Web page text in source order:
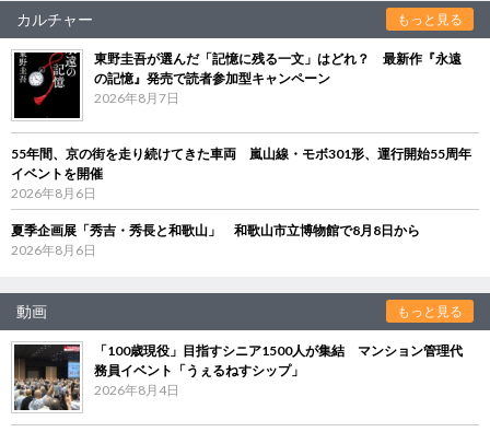
カルチャー もっと見る
東野圭吾が選んだ「記憶に残る一文」はどれ？ 最新作『永遠
の記憶』発売で読者参加型キャンペーン
2026年8月7日
55年間、京の街を走り続けてきた車両 嵐山線・モボ301形、運行開始55周年
イベントを開催
2026年8月6日
夏季企画展「秀吉・秀長と和歌山」 和歌山市立博物館で8月8日から
2026年8月6日
動画 もっと見る
「100歳現役」目指すシニア1500人が集結 マンション管理代
務員イベント「うぇるねすシップ」
2026年8月4日